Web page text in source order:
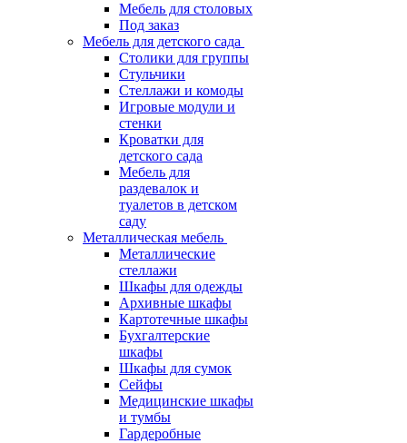
Мебель для столовых
Под заказ
Мебель для детского сада
Столики для группы
Стульчики
Стеллажи и комоды
Игровые модули и
стенки
Кроватки для
детского сада
Мебель для
раздевалок и
туалетов в детском
саду
Металлическая мебель
Металлические
стеллажи
Шкафы для одежды
Архивные шкафы
Картотечные шкафы
Бухгалтерские
шкафы
Шкафы для сумок
Сейфы
Медицинские шкафы
и тумбы
Гардеробные